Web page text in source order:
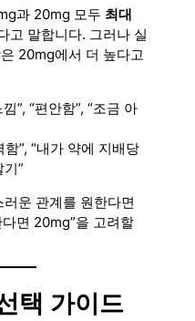
과 20mg 모두 최대
고 말합니다. 그러나 실
은 20mg에서 더 높다고
”, “편안함”, “조금 아
”, “내가 약에 지배당
”
운 관계를 원한다면
면 20mg”을 고려할
택 가이드